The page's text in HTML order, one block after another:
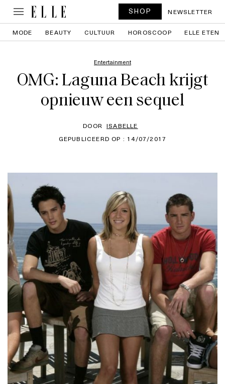
SHOP NEWSLETTER
MODE BEAUTY CULTUUR HOROSCOOP ELLE ETEN
Entertainment
OMG: Laguna Beach krijgt
opnieuw een sequel
DOOR ISABELLE
GEPUBLICEERD OP : 14/07/2017